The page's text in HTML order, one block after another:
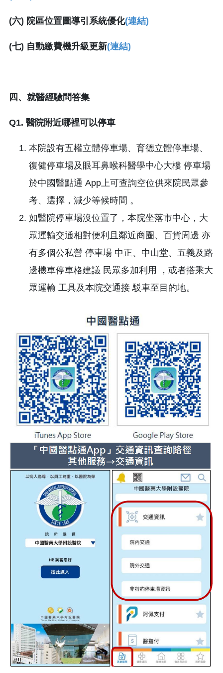
(六) 院區位置圖導引系統優化(連結)
(七) 自動繳費機升級更新(連結)
四、就醫經驗問答集
Q1. 醫院附近哪裡可以停車
本院設有五權立體停車場、育德立體停車場、
復健停車場及眼耳鼻喉科醫學中心大樓 停車場
於中國醫點通 App上可查詢空位供來院民眾參
考、選擇，減少等候時間 。
如醫院停車場沒位置了，本院坐落市中心，大
眾運輸交通相對便利且鄰近商圈、百貨周邊 亦
有多個公私營 停車場 中正、中山堂、五義及路
邊機車停車格建議 民眾多加利用 ，或者搭乘大
眾運輸 工具及本院交通接 駁車至目的地。